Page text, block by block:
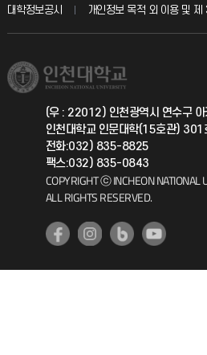
취업정보(학생)
학생서비스 지킴이
총동문회
교육혁신본부
국제지원과
공자아카데미
기초교육원
대학정보공시
개인정보 목적 외 이용 및
(우 : 22012) 인천광역시 연수구
인천대학교 인문대학(15호관) 301
전화:032) 835-8825
팩스:032) 835-0843
COPYRIGHT ⓒ INCHEON NATIONAL
ALL RIGHTS RESERVED.